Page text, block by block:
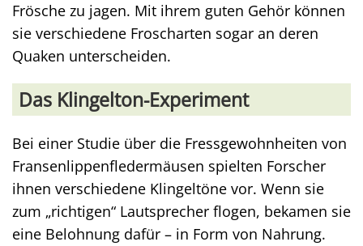
Frösche zu jagen. Mit ihrem guten Gehör können
sie verschiedene Froscharten sogar an deren
Quaken unterscheiden.
Das Klingelton-Experiment
Bei einer Studie über die Fressgewohnheiten von
Fransenlippenfledermäusen spielten Forscher
ihnen verschiedene Klingeltöne vor. Wenn sie
zum „richtigen“ Lautsprecher flogen, bekamen sie
eine Belohnung dafür – in Form von Nahrung.